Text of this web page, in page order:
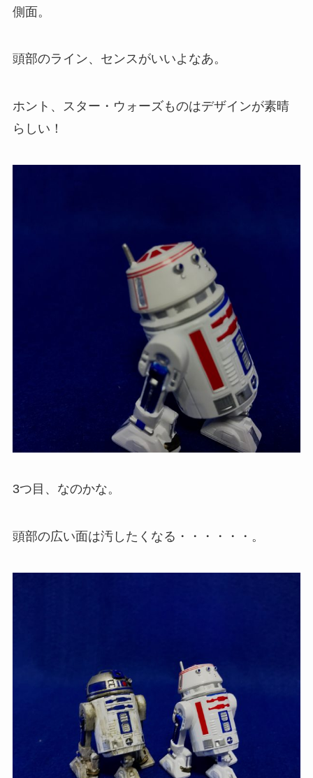
側面。
頭部のライン、センスがいいよなあ。
ホント、スター・ウォーズものはデザインが素晴
らしい！
3つ目、なのかな。
頭部の広い面は汚したくなる・・・・・・。